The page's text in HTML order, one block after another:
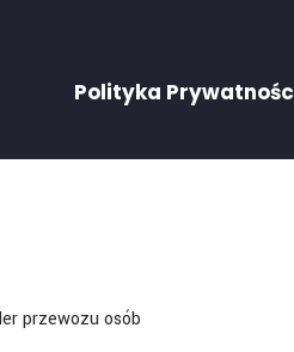
Polityka
przewozu osób